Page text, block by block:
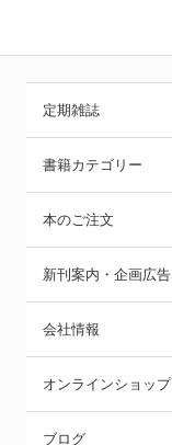
定期雑誌
書籍カテゴリー
本のご注文
新刊案内・企画広告
会社情報
オンラインショップ
ブログ